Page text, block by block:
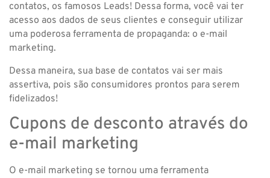
contatos, os famosos Leads! Dessa forma, você vai ter
acesso aos dados de seus clientes e conseguir utilizar
uma poderosa ferramenta de propaganda: o e-mail
marketing.
Dessa maneira, sua base de contatos vai ser mais
assertiva, pois são consumidores prontos para serem
fidelizados!
Cupons de desconto através do
e-mail marketing
O e-mail marketing se tornou uma ferramenta